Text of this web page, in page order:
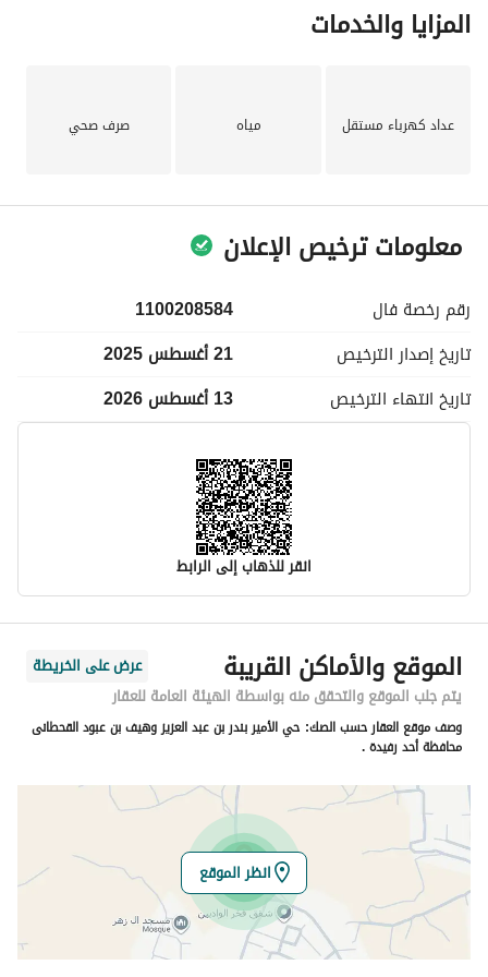
المزايا والخدمات
عداد كهرباء مستقل مياه صرف صحي
معلومات ترخيص الإعلان
رقم رخصة فال
1100208584
تاريخ إصدار الترخيص
21 أغسطس 2025
تاريخ انتهاء الترخيص 13 أغسطس 2026
انقر للذهاب إلى الرابط
معلومات مسؤول الإعلان
اسم المسؤول
-
رقم المسؤول
-
الموقع
المنطقة
منطقة عسير
المدينة
الواديين 1
الحي
العلية
الموقع والأماكن القريبة
عرض على الخريطة
يتم جلب الموقع والتحقق منه بواسطة الهيئة العامة للعقار
وصف موقع العقار حسب الصك: حي الأمير بندر بن عبد العزيز وهيف بن عبود القحطانى
محافظة أحد رفيدة .
انظر الموقع